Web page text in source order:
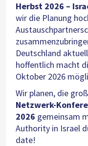
Herbst 2026 –
wir die Planung
Deutschland
hoffentlich macht
Oktober 2026
Wir planen, die
Netzwerk-
2026 gemeinsam
Authority in Israel
date!